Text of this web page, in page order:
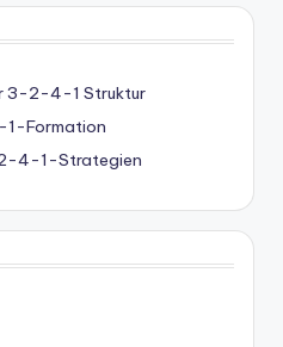
3-2-4-1 Struktur
Formation
4-1-Strategien